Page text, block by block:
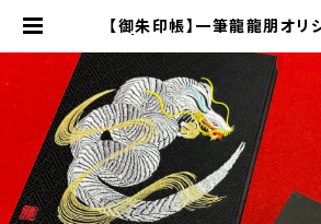
【御朱印帳】一筆龍龍朋オリ